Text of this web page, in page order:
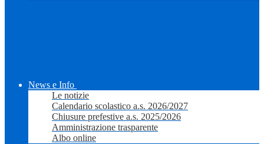
News e Info
Le notizie
Calendario scolastico a.s. 2026/2027
Chiusure prefestive a.s. 2025/2026
Amministrazione trasparente
Albo online